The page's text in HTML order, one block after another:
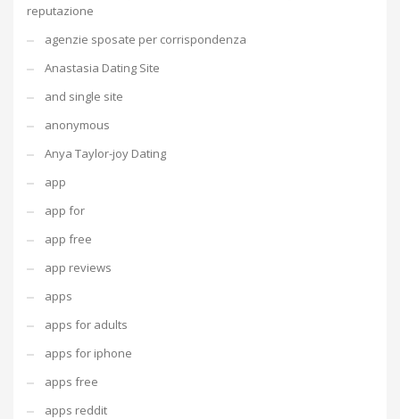
reputazione
agenzie sposate per corrispondenza
Anastasia Dating Site
and single site
anonymous
Anya Taylor-joy Dating
app
app for
app free
app reviews
apps
apps for adults
apps for iphone
apps free
apps reddit